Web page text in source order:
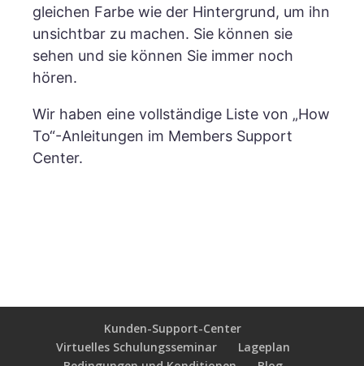
gleichen Farbe wie der Hintergrund, um ihn
unsichtbar zu machen. Sie können sie
sehen und sie können Sie immer noch
hören.
Wir haben eine vollständige Liste von „How
To“-Anleitungen im Members Support
Center.
Kunden-Support-Center
Virtuelles Schulungsseminar
Lageplan